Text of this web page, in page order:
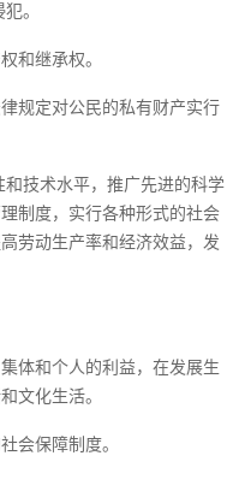
。
和继承权。
规定对公民的私有财产实行
技术水平，推广先进的科学
制度，实行各种形式的社会
劳动生产率和经济效益，发
体和个人的利益，在发展生
文化生活。
会保障制度。